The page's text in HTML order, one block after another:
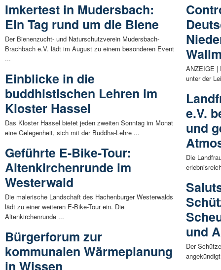
Imkertest in Mudersbach:
Ein Tag rund um die Biene
Der Bienenzucht- und Naturschutzverein Mudersbach-
Brachbach e.V. lädt im August zu einem besonderen Event
...
Einblicke in die
buddhistischen Lehren im
Kloster Hassel
Das Kloster Hassel bietet jeden zweiten Sonntag im Monat
eine Gelegenheit, sich mit der Buddha-Lehre ...
Geführte E-Bike-Tour:
Altenkirchenrunde im
Westerwald
Die malerische Landschaft des Hachenburger Westerwalds
lädt zu einer weiteren E-Bike-Tour ein. Die
Altenkirchenrunde ...
Bürgerforum zur
kommunalen Wärmeplanung
in Wissen
ANZEIGE |
unter der
e.V.
und
Die
und
Der